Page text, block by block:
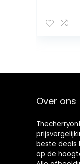
het-zelf
Over ons
beste deals
op de